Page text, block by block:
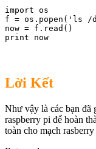
import os
f = os.popen('ls /
now = f.read()
print now
Lời Kết
Như vậy là các bạn đã
raspberry pi để hoàn
toàn cho mạch